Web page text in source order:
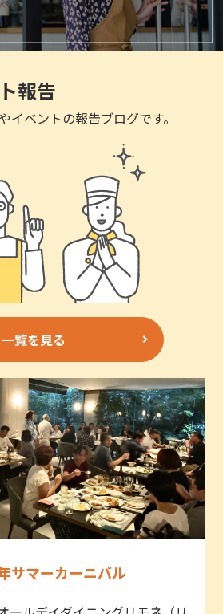
報告
イベントの報告ブログです。
一覧を見る
サマーカーニバル